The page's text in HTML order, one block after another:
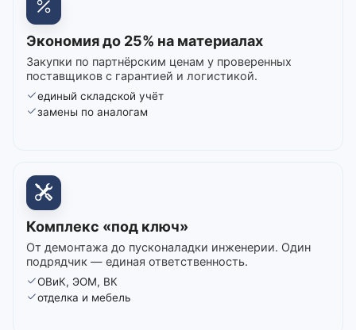
Экономия до 25% на материалах
Закупки по партнёрским ценам у проверенных
поставщиков с гарантией и логистикой.
единый складской учёт
замены по аналогам
Комплекс «под ключ»
От демонтажа до пусконаладки инженерии. Один
подрядчик — единая ответственность.
ОВиК, ЭОМ, ВК
отделка и мебель